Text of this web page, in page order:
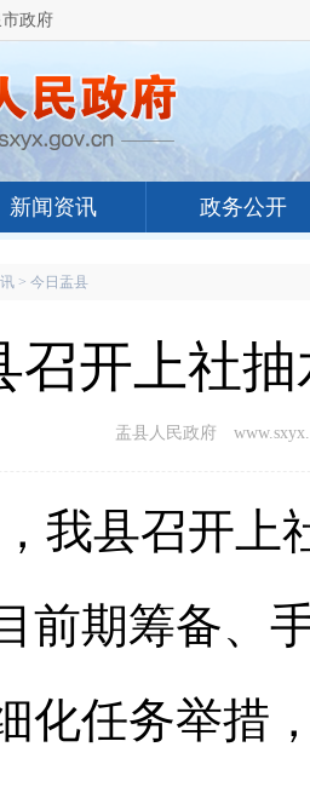
市政府
新闻资讯 政务公开
> 今日盂县
召开上社
盂县人民政府
我县召开上
前期筹备、
化任务举措